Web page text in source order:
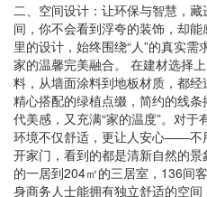
二、空间设计：让环保与智慧，
间，你不会看到浮夸的装饰，却
里的设计，始终围绕“人”的真实
家的温馨完美融合。 在建材选择
料，从墙面涂料到地板材质，都
精心搭配的绿植点缀，简约的线
代美感，又充满“家的温度”。对
环境不仅舒适，更让人安心——不
开家门，看到的都是清新自然的
的一居到204㎡的三居室，136
身商务人士能拥有独立舒适的空